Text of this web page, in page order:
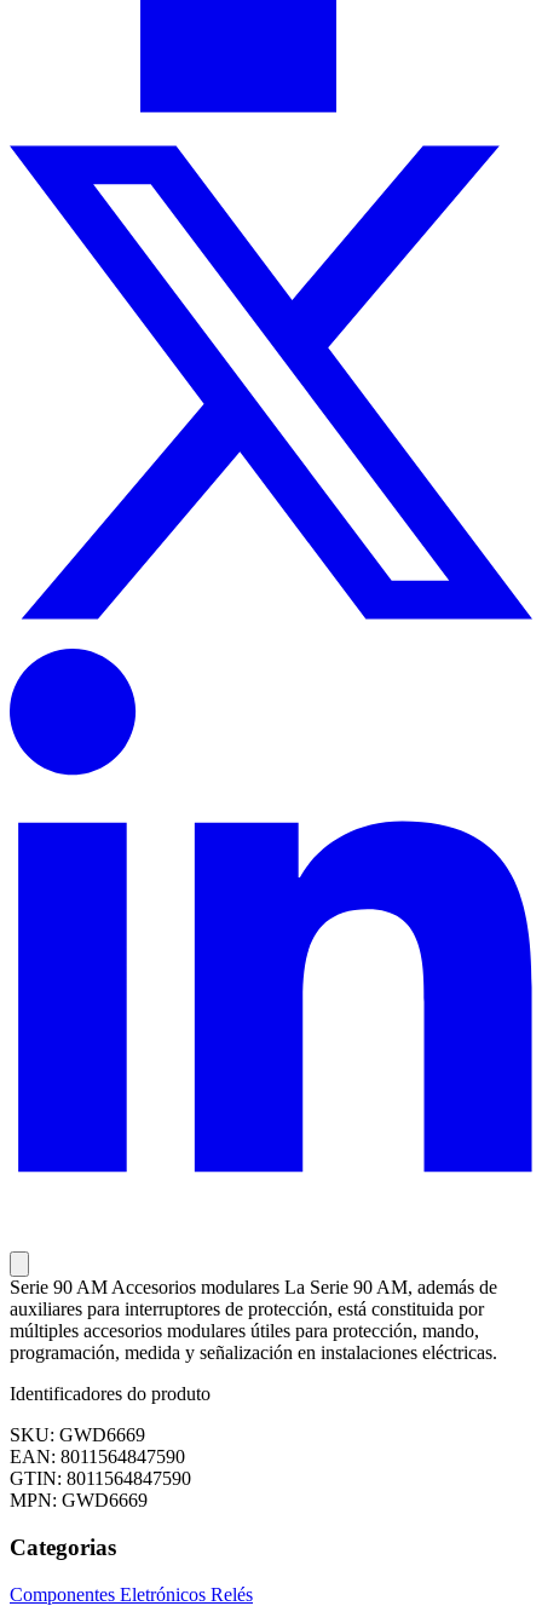
Serie 90 AM Accesorios modulares La Serie 90 AM, además de
auxiliares para interruptores de protección, está constituida por
múltiples accesorios modulares útiles para protección, mando,
programación, medida y señalización en instalaciones eléctricas.
Identificadores do produto
SKU: GWD6669
EAN: 8011564847590
GTIN: 8011564847590
MPN: GWD6669
Categorias
Componentes Eletrónicos Relés